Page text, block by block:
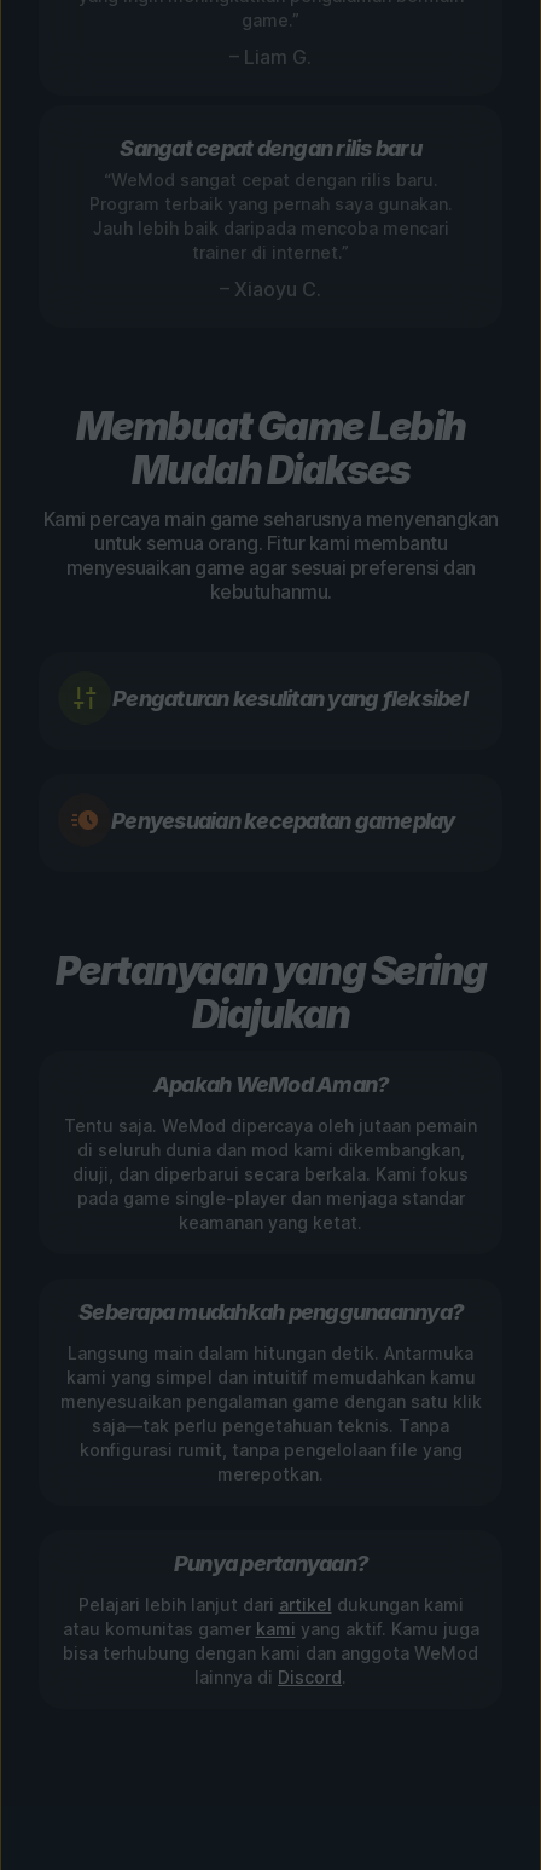
game.”
– Liam G.
Sangat cepat dengan rilis baru
“WeMod sangat cepat dengan rilis baru.
Program terbaik yang pernah saya gunakan.
Jauh lebih baik daripada mencoba mencari
trainer di internet.”
– Xiaoyu C.
Membuat Game Lebih
Mudah Diakses
Kami percaya main game seharusnya menyenangkan
untuk semua orang. Fitur kami membantu
menyesuaikan game agar sesuai preferensi dan
kebutuhanmu.
Pengaturan kesulitan yang fleksibel
Penyesuaian kecepatan gameplay
Pertanyaan yang Sering
Diajukan
Apakah WeMod Aman?
Tentu saja. WeMod dipercaya oleh jutaan pemain
di seluruh dunia dan mod kami dikembangkan,
diuji, dan diperbarui secara berkala. Kami fokus
pada game single-player dan menjaga standar
keamanan yang ketat.
Seberapa mudahkah penggunaannya?
Langsung main dalam hitungan detik. Antarmuka
kami yang simpel dan intuitif memudahkan kamu
menyesuaikan pengalaman game dengan satu klik
saja—tak perlu pengetahuan teknis. Tanpa
konfigurasi rumit, tanpa pengelolaan file yang
merepotkan.
Punya pertanyaan?
Pelajari lebih lanjut dari artikel dukungan kami
atau komunitas gamer kami yang aktif. Kamu juga
bisa terhubung dengan kami dan anggota WeMod
lainnya di Discord.